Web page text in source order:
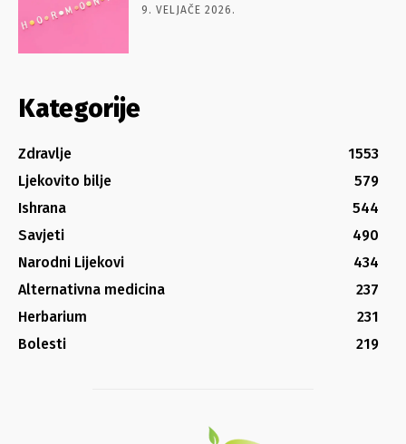
9. VELJAČE 2026.
Kategorije
Zdravlje
1553
Ljekovito bilje
579
Ishrana
544
Savjeti
490
Narodni Lijekovi
434
Alternativna medicina
237
Herbarium
231
Bolesti
219